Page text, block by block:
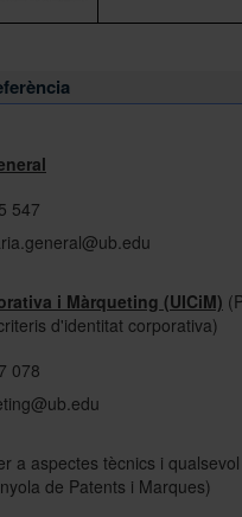
547
i Màrqueting (UICiM)
d'identitat corporativa)
078
a aspectes tècnics i
de Patents i Marques)